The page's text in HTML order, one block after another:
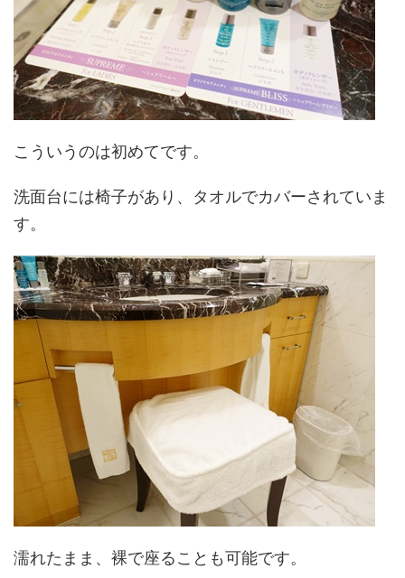
こういうのは初めてです。
洗面台には椅子があり、タオルでカバーされていま
す。
濡れたまま、裸で座ることも可能です。